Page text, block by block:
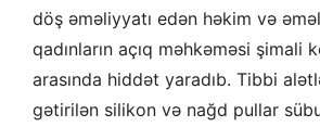
döş əməliyyatı edən həkim və
qadınların açıq məhkəməsi şimali
arasında hiddət yaradıb. Tibbi
gətirilən silikon və nağd pullar